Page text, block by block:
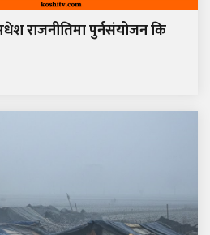
राजनीतिमा पुर्नसंयोजन कि